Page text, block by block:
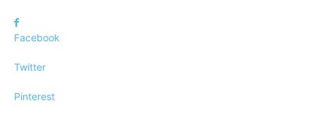
Facebook
Twitter
Pinterest